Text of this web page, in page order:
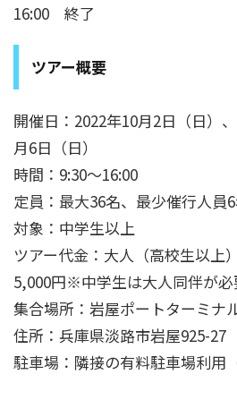
16:00 終了
ツアー概要
開催日：2022年10月2日（日）
月6日（日）
時間：9:30～16:00
定員：最大36名、最少催行人員
対象：中学生以上
ツアー代金：大人（高校生以上
5,000円※中学生は大人同伴が
集合場所：岩屋ポートターミナ
住所：兵庫県淡路市岩屋925-27
駐車場：隣接の有料駐車場利用